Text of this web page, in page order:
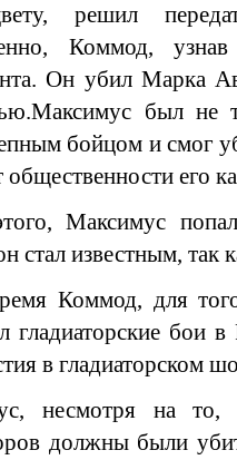
решил
Коммод,
Он убил Марка
был не
бойцом и смог
общественности его
Максимус
стал известным, так
Коммод, для
гладиаторские бои
в гладиаторском
несмотря на
должны были